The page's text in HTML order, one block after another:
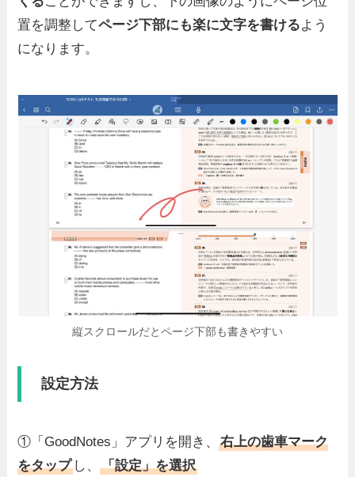
置を調整してページ下部にも楽に文字を書けるよう
になります。
縦スクロールだとページ下部も書きやすい
設定方法
①「GoodNotes」アプリを開き、右上の歯車マーク
をタップ し、「設定」を選択